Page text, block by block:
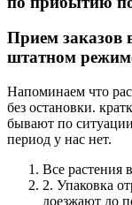
Прием заказов
штатном
Напоминаем что
без остановки.
бывают по
период у нас нет.
Все растения
2. Упаковка
доезжают до